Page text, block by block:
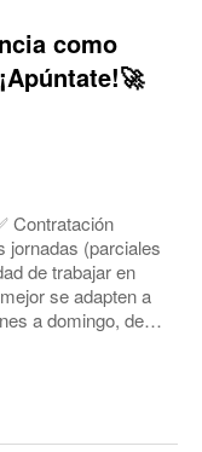
como
Contratación
jornadas (parciales
de trabajar en
se adapten a
a domingo, de
semana y dos días